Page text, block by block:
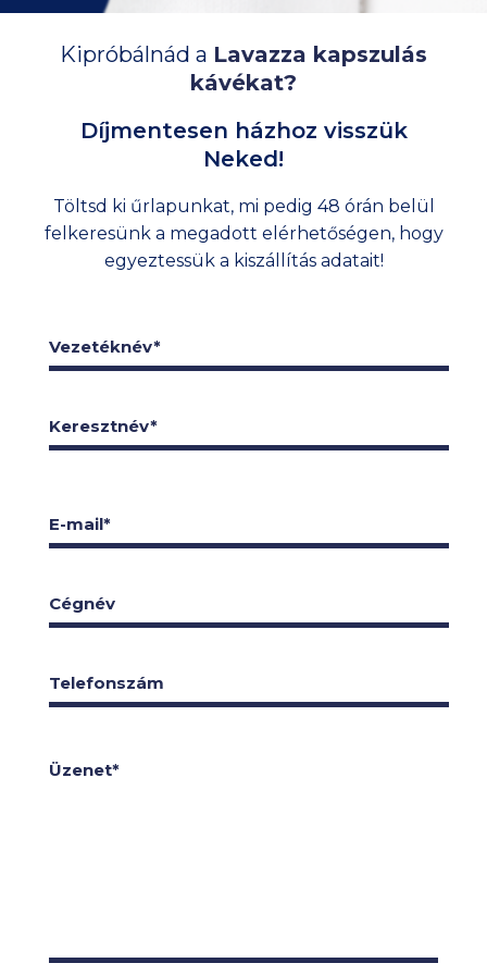
Kipróbálnád a Lavazza kapszulás
kávékat?
Díjmentesen házhoz visszük
Neked!
Töltsd ki űrlapunkat, mi pedig 48 órán belül
felkeresünk a megadott elérhetőségen, hogy
egyeztessük a kiszállítás adatait!
Vezetéknév*
Keresztnév*
E-mail*
Cégnév
Telefonszám
Üzenet*